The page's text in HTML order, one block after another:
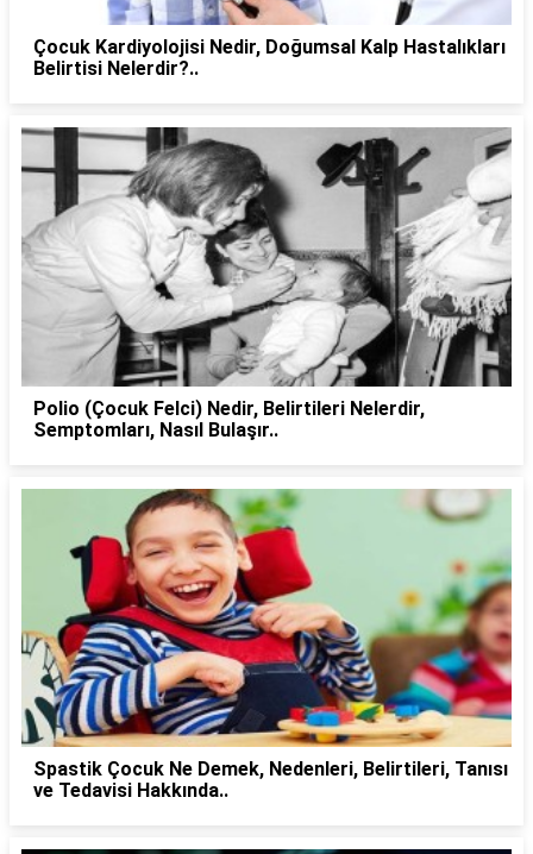
Çocuk Kardiyolojisi Nedir, Doğumsal Kalp Hastalıkları
Belirtisi Nelerdir?..
Polio (Çocuk Felci) Nedir, Belirtileri Nelerdir,
Semptomları, Nasıl Bulaşır..
Spastik Çocuk Ne Demek, Nedenleri, Belirtileri, Tanısı
ve Tedavisi Hakkında..